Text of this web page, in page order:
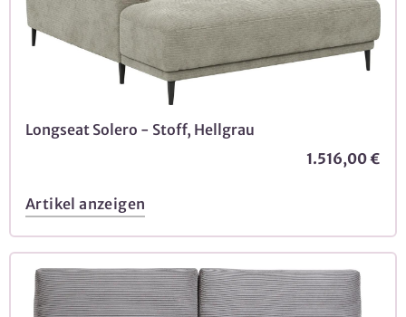
Longseat Solero - Stoff, Hellgrau
1.516,00 €
Artikel anzeigen